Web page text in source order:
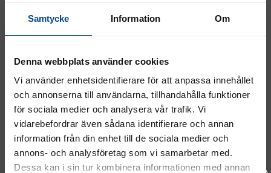
Samtycke Information Om
Denna webbplats använder cookies
Vi använder enhetsidentifierare för att anpassa innehållet
och annonserna till användarna, tillhandahålla funktioner
för sociala medier och analysera vår trafik. Vi
vidarebefordrar även sådana identifierare och annan
information från din enhet till de sociala medier och
annons- och analysföretag som vi samarbetar med.
Dessa kan i sin tur kombinera informationen med annan
19 350 kr Köp
Liknande samt relaterade produkter
KÖP TILL PUMP KÖP TILL PUMP